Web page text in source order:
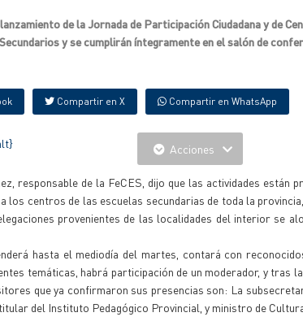
de la Jornada de Participación Ciudadana y de
y se cumplirán íntegramente en el salón de
Compartir en X Compartir en WhatsApp
Acciones
responsable de la FeCES, dijo que las actividades están
los centros de las escuelas secundarias de toda la
provenientes de las localidades del interior se
hasta el mediodía del martes, contará con
temáticas, habrá participación de un moderador, y tras
que ya confirmaron sus presencias son: La
del Instituto Pedagógico Provincial, y ministro de